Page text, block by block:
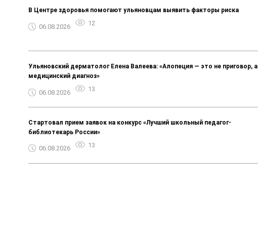
В Центре здоровья помогают ульяновцам выявить факторы риска
06.08.2026 12
Ульяновский дерматолог Елена Валеева: «Алопеция — это не приговор, а
медицинский диагноз»
06.08.2026 13
Стартовал прием заявок на конкурс «Лучший школьный педагог-
библиотекарь России»
06.08.2026 13